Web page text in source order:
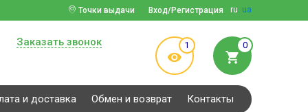
ru ua
Вход/Регистрация
Точки выдачи
Заказать звонок 1 0
и доставка Обмен и возврат Контакты